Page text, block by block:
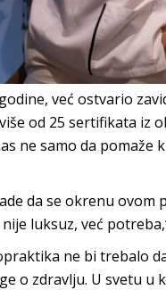
već ostvario
od 25 sertifikata iz
ne samo da pomaže
da se okrenu ovom
luksuz, već
ne bi trebalo
o zdravlju. U svetu u